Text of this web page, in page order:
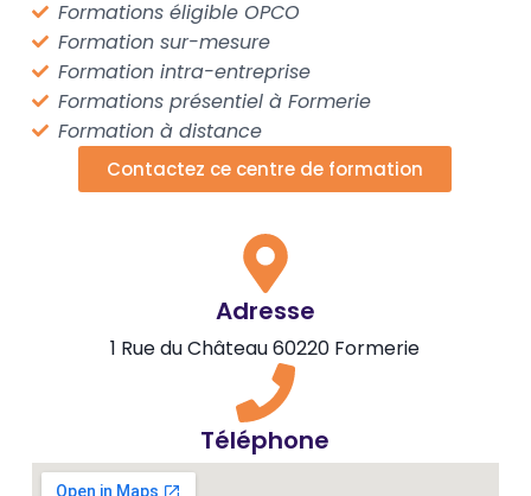
Formations éligible OPCO
Formation sur-mesure
Formation intra-entreprise
Formations présentiel à Formerie
Formation à distance
Contactez ce centre de formation
Adresse
1 Rue du Château 60220 Formerie
Téléphone